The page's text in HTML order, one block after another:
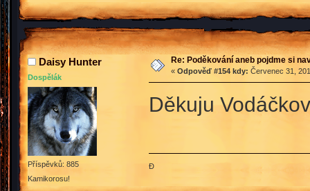
Daisy Hunter
Dospělák
Příspěvků: 885
Kamikorosu!
Re: Poděkování aneb pojdme si
« Odpověď #154 kdy: Červenec 31,
Děkuju
Đ